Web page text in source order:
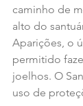
caminho de
alto do
Aparições, o
permitido
joelhos. O
uso de